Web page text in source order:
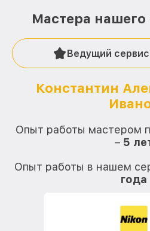
Мастера
Ведущий
Константин
Опыт работы мастером
– 5
Опыт работы в нашем
года